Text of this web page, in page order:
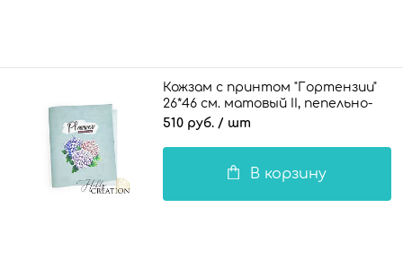
Кожзам с принтом "Гортензии"
26*46 см. матовый II, пепельно-
голубой
510 руб. / шт
В корзину